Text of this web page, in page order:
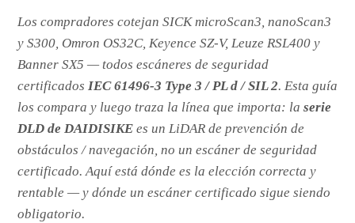
Los compradores cotejan SICK microScan3, nanoScan3
y S300, Omron OS32C, Keyence SZ-V, Leuze RSL400 y
Banner SX5 — todos escáneres de seguridad
certificados IEC 61496-3 Type 3 / PL d / SIL 2. Esta guía
los compara y luego traza la línea que importa: la serie
DLD de DAIDISIKE es un LiDAR de prevención de
obstáculos / navegación, no un escáner de seguridad
certificado. Aquí está dónde es la elección correcta y
rentable — y dónde un escáner certificado sigue siendo
obligatorio.